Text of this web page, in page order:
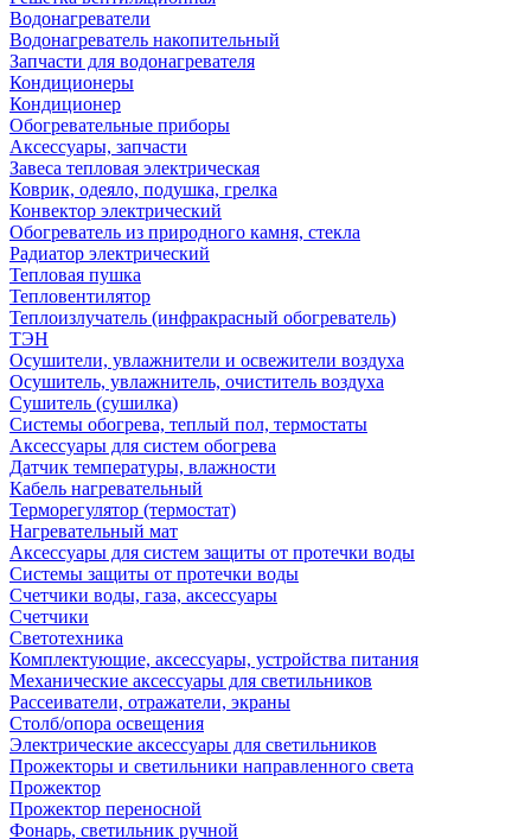
Водонагреватели
Водонагреватель накопительный
Запчасти для водонагревателя
Кондиционеры
Кондиционер
Обогревательные приборы
Аксессуары, запчасти
Завеса тепловая электрическая
Коврик, одеяло, подушка, грелка
Конвектор электрический
Обогреватель из природного камня, стекла
Радиатор электрический
Тепловая пушка
Тепловентилятор
Теплоизлучатель (инфракрасный обогреватель)
ТЭН
Осушители, увлажнители и освежители воздуха
Осушитель, увлажнитель, очиститель воздуха
Сушитель (сушилка)
Системы обогрева, теплый пол, термостаты
Аксессуары для систем обогрева
Датчик температуры, влажности
Кабель нагревательный
Терморегулятор (термостат)
Нагревательный мат
Аксессуары для систем защиты от протечки воды
Системы защиты от протечки воды
Счетчики воды, газа, аксессуары
Счетчики
Светотехника
Комплектующие, аксессуары, устройства питания
Механические аксессуары для светильников
Рассеиватели, отражатели, экраны
Столб/опора освещения
Электрические аксессуары для светильников
Прожекторы и светильники направленного света
Прожектор
Прожектор переносной
Фонарь, светильник ручной